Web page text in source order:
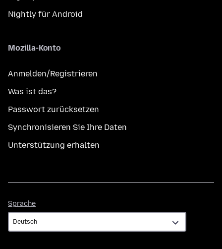
Nightly für Android
Mozilla-Konto
Anmelden/Registrieren
Was ist das?
Passwort zurücksetzen
Synchronisieren Sie Ihre Daten
Unterstützung erhalten
Sprache